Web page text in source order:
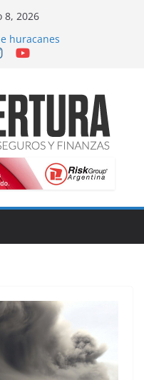
8, 2026
huracanes
Presiones cruzadas
innovación